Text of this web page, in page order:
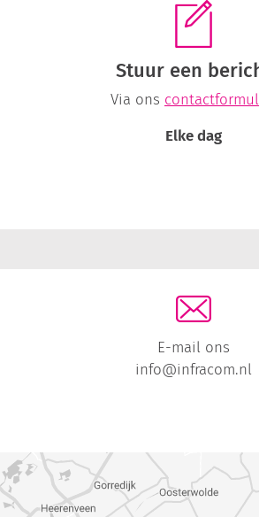
Stuur een
Via ons
Elke dag
E-mail ons
info@infracom.nl